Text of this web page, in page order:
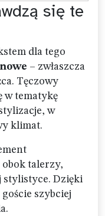
się te
dla tego
– zwłaszcza
Tęczowy
w tematykę
w
klimat.
obok talerzy,
stylistyce. Dzięki
szybciej